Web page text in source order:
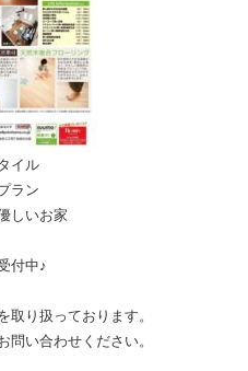
イル
ラン
しいお家
付中♪
取り扱っております。
問い合わせください。